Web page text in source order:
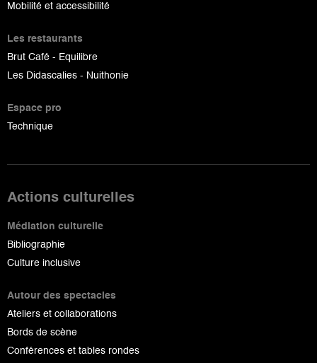
Mobilité et accessibilité
Les restaurants
Brut Café - Equilibre
Les Didascalies - Nuithonie
Espace pro
Technique
Actions culturelles
Médiation culturelle
Bibliographie
Culture inclusive
Autour des spectacles
Ateliers et collaborations
Bords de scène
Conférences et tables rondes